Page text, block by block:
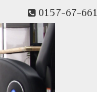
0157-67-